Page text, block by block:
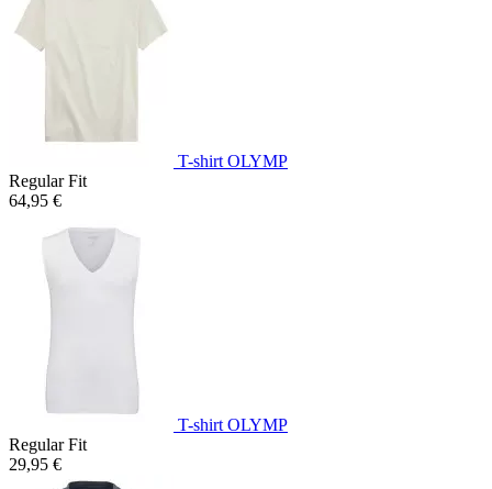
T-shirt OLYMP
Regular Fit
64,95 €
T-shirt OLYMP
Regular Fit
29,95 €